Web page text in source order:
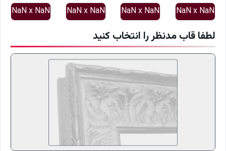
NaNx NaN NaNx NaN NaNx NaN NaNx NaN
لطفا قاب مدنظر را انتخاب کنید